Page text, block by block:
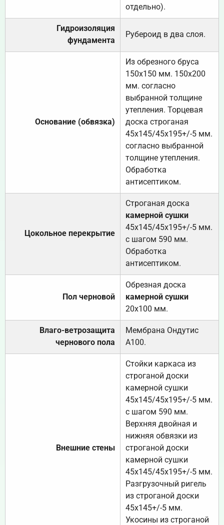
отдельно).
Гидроизоляция
фундамента
Рубероид в два слоя.
Основание (обвязка)
Из обрезного бруса
150х150 мм. 150х200
мм. согласно
выбранной толщине
утепления. Торцевая
доска строганая
45х145/45х195+/-5 мм.
согласно выбранной
толщине утепления.
Обработка
антисептиком.
Цокольное перекрытие
Строганая доска
камерной сушки
45х145/45х195+/-5 мм.
с шагом 590 мм.
Обработка
антисептиком.
Пол черновой
Обрезная доска
камерной сушки
20х100 мм.
Влаго-ветрозащита
чернового пола
Мембрана Ондутис
А100.
Внешние стены
Стойки каркаса из
строганой доски
камерной сушки
45х145/45х195+/-5 мм.
с шагом 590 мм.
Верхняя двойная и
нижняя обвязки из
строганой доски
камерной сушки
45х145/45х195+/-5 мм.
Разгрузочный ригель
из строганой доски
45х145+/-5 мм.
Укосины из строганой